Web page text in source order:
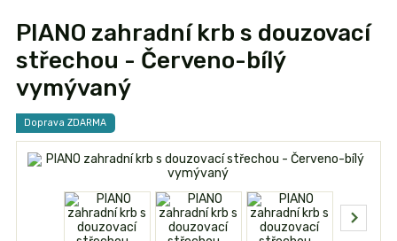
PIANO zahradní krb s douzovací
střechou - Červeno-bílý
vymývaný
Doprava ZDARMA